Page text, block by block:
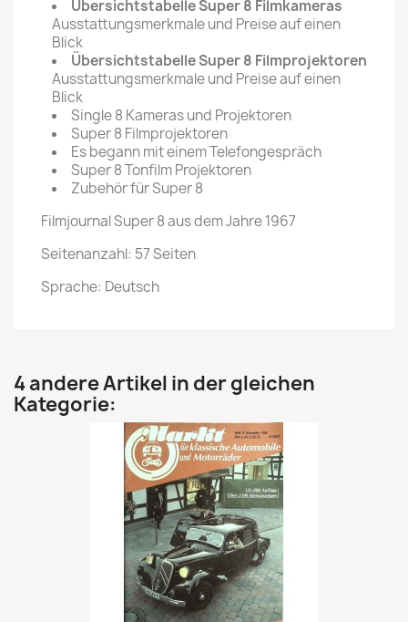
Übersichtstabelle Super 8 Filmkameras
Ausstattungsmerkmale und Preise auf einen
Blick
Übersichtstabelle Super 8 Filmprojektoren
Ausstattungsmerkmale und Preise auf einen
Blick
Single 8 Kameras und Projektoren
Super 8 Filmprojektoren
Es begann mit einem Telefongespräch
Super 8 Tonfilm Projektoren
Zubehör für Super 8
Filmjournal Super 8 aus dem Jahre 1967
Seitenanzahl: 57 Seiten
Sprache: Deutsch
4 andere Artikel in der gleichen
Kategorie: